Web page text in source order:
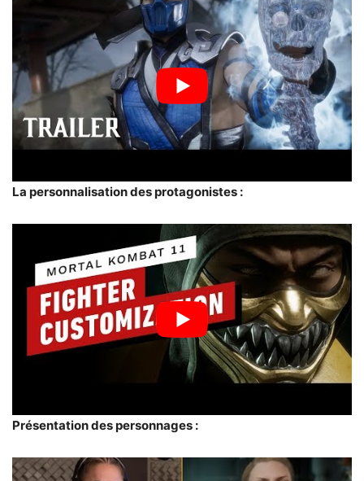
La personnalisation des protagonistes :
Présentation des personnages :